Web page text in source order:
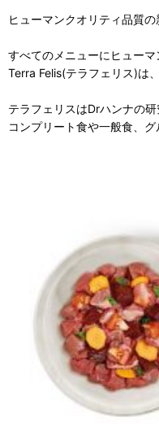
ヒューマンクオリティ品質
すべてのメニューにヒューマ
Terra Felis(テラフェリス)は
テラフェリスはDrハンナの
コンプリート食や一般食、